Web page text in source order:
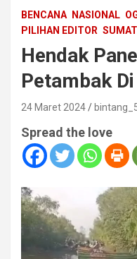
BENCANA NASIONAL
PILIHAN EDITOR
Hendak
Petambak
24 Maret 2024
Spread the love